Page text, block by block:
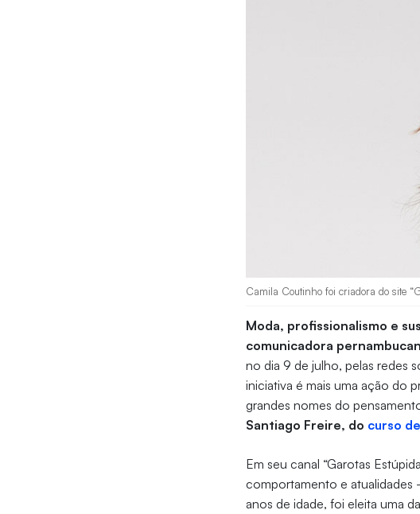
Camila Coutinho foi criadora do site
Moda, profissionalismo e
comunicadora
no dia 9 de julho, pelas redes
iniciativa é mais uma ação do
grandes nomes do
Santiago Freire, do curso
Em seu canal “Garotas
comportamento e
anos de idade, foi eleita uma